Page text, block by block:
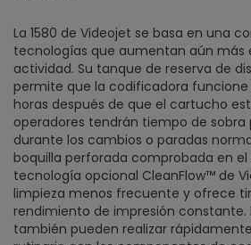
La 1580 de Videojet se basa en una
tecnologías que aumentan aún más
actividad. Su tanque de reserva de
permite que la codificadora
horas después de que el cartucho
operadores tendrán tiempo de sobra
durante los cambios o paradas
boquilla perforada comprobada en
tecnología opcional CleanFlow™ de
limpieza menos frecuente y ofrece
rendimiento de impresión constante.
también pueden realizar